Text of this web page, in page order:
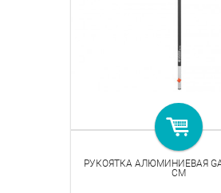
РУКОЯТКА АЛЮМИНИЕВАЯ
СМ